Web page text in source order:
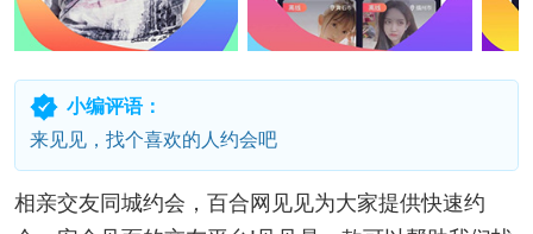
小编评语：
来见见，找个喜欢的人约会吧
相亲交友同城约会，百合网见见为大家提供快速约